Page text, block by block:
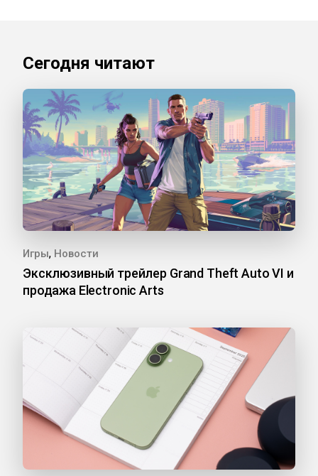
Сегодня читают
Игры, Новости
Эксклюзивный трейлер Grand Theft Auto VI и
продажа Electronic Arts